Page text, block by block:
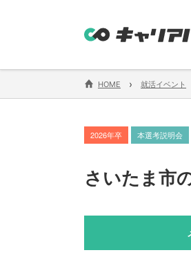
HOME › 就活イベント
2026年卒 本選考説明会
さいたま市